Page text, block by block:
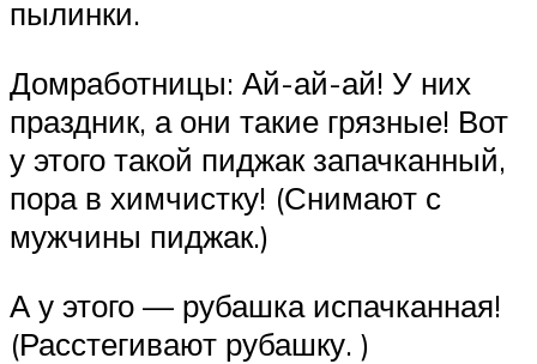
пылинки.
Домработницы: Ай-ай-ай! У них
праздник, а они такие грязные! Вот
у этого такой пиджак запачканный,
пора в химчистку! (Снимают с
мужчины пиджак.)
А у этого — рубашка испачканная!
(Расстегивают рубашку. )